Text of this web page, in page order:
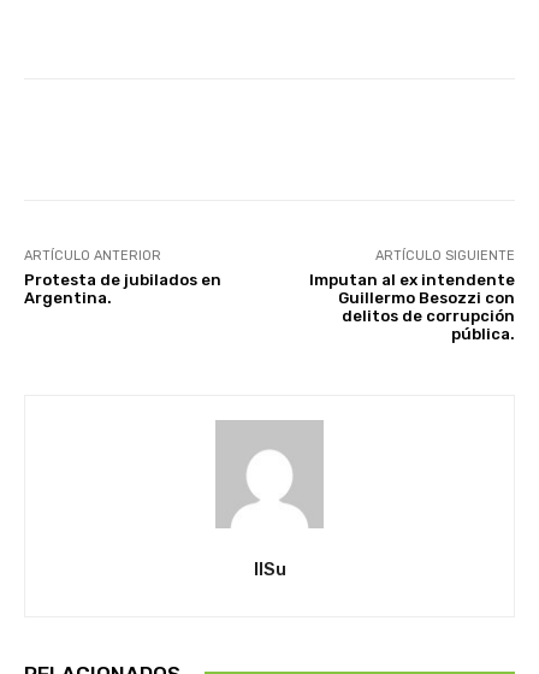
ARTÍCULO ANTERIOR
Protesta de jubilados en
Argentina.
ARTÍCULO SIGUIENTE
Imputan al ex intendente
Guillermo Besozzi con
delitos de corrupción
pública.
IlSu